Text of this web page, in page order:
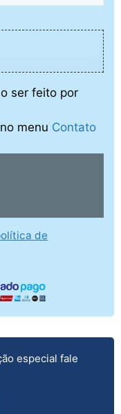
ser feito por
menu Contato
de
especial fale